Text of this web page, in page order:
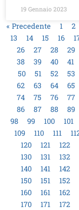
19 Gennaio 2023
« Precedente 1 2
13
14 15 16
26
27 28 29
38
39 40 41
50
51 52 53
62
63 64 65
74
75 76 77
86
87 88 89
98
99 100 101
109
110 111
120
121 122
130
131 132
140
141 142
150
151 152
160
161 162
170
171 172